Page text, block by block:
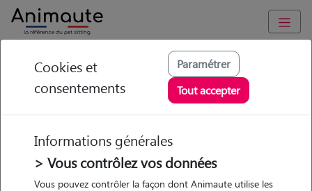
Animaute Bourgogne-Franche-Comte /Cote-d'Or/ Seurre
Méline - Petsitter à
SEURRE
• 27 ans
Cookies et
consentements
Paramétrer
Tout accepter
Informations générales
> Vous contrôlez vos données
Vous pouvez contrôler la façon dont Animaute utilise les